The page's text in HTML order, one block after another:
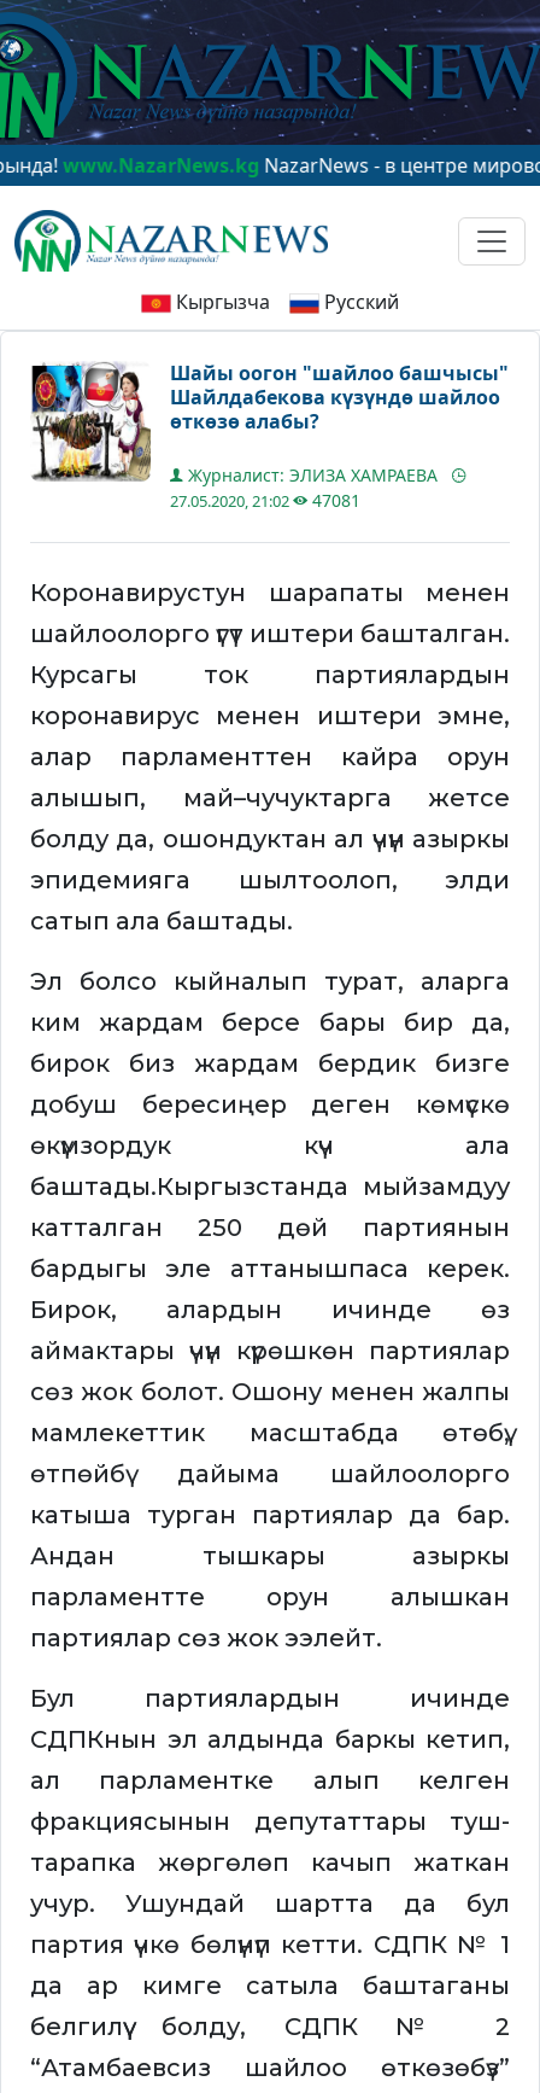
NazarNews - в центре мирового
Кыргызча Русский
Шайы оогон "шайлоо башчысы"
Шайлдабекова күзүндө шайлоо
өткөзө алабы?
Журналист: ЭЛИЗА ХАМРАЕВА
27.05.2020, 21:02 47081
Коронавирустун шарапаты менен
шайлоолорго үгүт иштери башталган.
Курсагы ток партиялардын
коронавирус менен иштери эмне,
алар парламенттен кайра орун
алышып, май–чучуктарга жетсе
болду да, ошондуктан ал үчүн азыркы
эпидемияга шылтоолоп, элди
сатып ала баштады.
Эл болсо кыйналып турат, аларга
ким жардам берсе бары бир да,
бирок биз жардам бердик бизге
добуш бересиңер деген көмүскө
өкүмзордук күч ала
баштады.Кыргызстанда мыйзамдуу
катталган 250 дөй партиянын
бардыгы эле аттанышпаса керек.
Бирок, алардын ичинде өз
аймактары үчүн күрөшкөн партиялар
сөз жок болот. Ошону менен жалпы
мамлекеттик масштабда өтөбү,
өтпөйбү дайыма шайлоолорго
катыша турган партиялар да бар.
Андан тышкары азыркы
парламентте орун алышкан
партиялар сөз жок ээлейт.
Бул партиялардын ичинде
СДПКнын эл алдында баркы кетип,
ал парламентке алып келген
фракциясынын депутаттары туш-
тарапка жөргөлөп качып жаткан
учур. Ушундай шартта да бул
партия үчкө бөлүнүп кетти. СДПК № 1
да ар кимге сатыла баштаганы
белгилүү болду, СДПК № 2
“Атамбаевсиз шайлоо өткөзөбүз”